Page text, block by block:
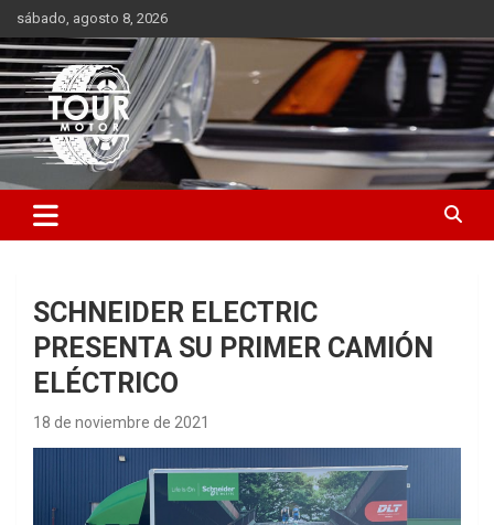
Saltar
al
contenido
sábado, agosto 8, 2026
Tour Motor
Plataforma de contenido audiovisual para el sector automotriz
SCHNEIDER ELECTRIC
PRESENTA SU PRIMER CAMIÓN
ELÉCTRICO
18 de noviembre de 2021